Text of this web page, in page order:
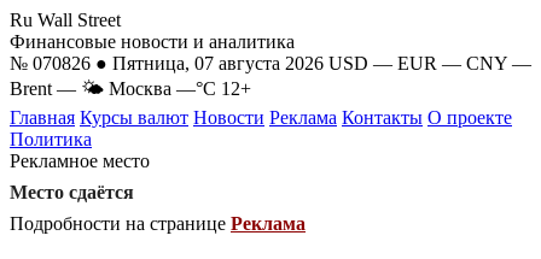
Ru Wall Street
Финансовые новости и аналитика
№ 070826 ● Пятница, 07 августа 2026 USD — EUR — CNY —
Brent — 🌤 Москва —°C 12+
Главная Курсы валют Новости Реклама Контакты О проекте
Политика
Рекламное место
Место сдаётся
Подробности на странице Реклама